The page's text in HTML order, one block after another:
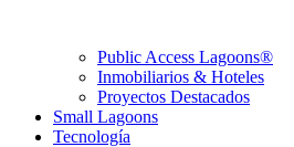
Public Access Lagoons®
Inmobiliarios & Hoteles
Proyectos Destacados
Small Lagoons
Tecnología